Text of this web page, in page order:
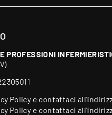
PROFESSIONI
Policy e contattaci
Policy e contattaci